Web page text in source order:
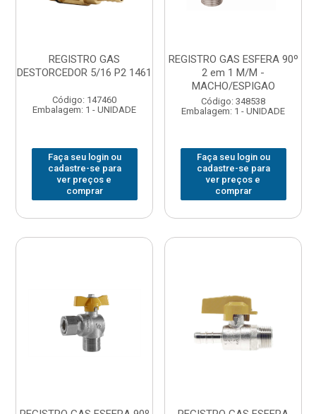
REGISTRO GAS
DESTORCEDOR 5/16 P2 1461
Código: 147460
Embalagem: 1 - UNIDADE
Faça seu login ou
cadastre-se para
ver preços e
comprar
REGISTRO GAS ESFERA 90º
2 em 1 M/M -
MACHO/ESPIGAO
Código: 348538
Embalagem: 1 - UNIDADE
Faça seu login ou
cadastre-se para
ver preços e
comprar